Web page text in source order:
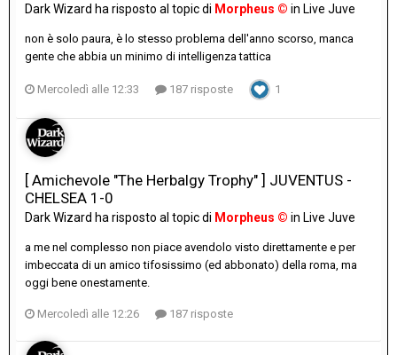
Dark Wizard ha risposto al topic di Morpheus © in Live Juve
non è solo paura, è lo stesso problema dell'anno scorso, manca
gente che abbia un minimo di intelligenza tattica
Mercoledì alle 12:33 187 risposte 1
[ Amichevole "The Herbalgy Trophy" ] JUVENTUS -
CHELSEA 1-0
Dark Wizard ha risposto al topic di Morpheus © in Live Juve
a me nel complesso non piace avendolo visto direttamente e per
imbeccata di un amico tifosissimo (ed abbonato) della roma, ma
oggi bene onestamente.
Mercoledì alle 12:26 187 risposte